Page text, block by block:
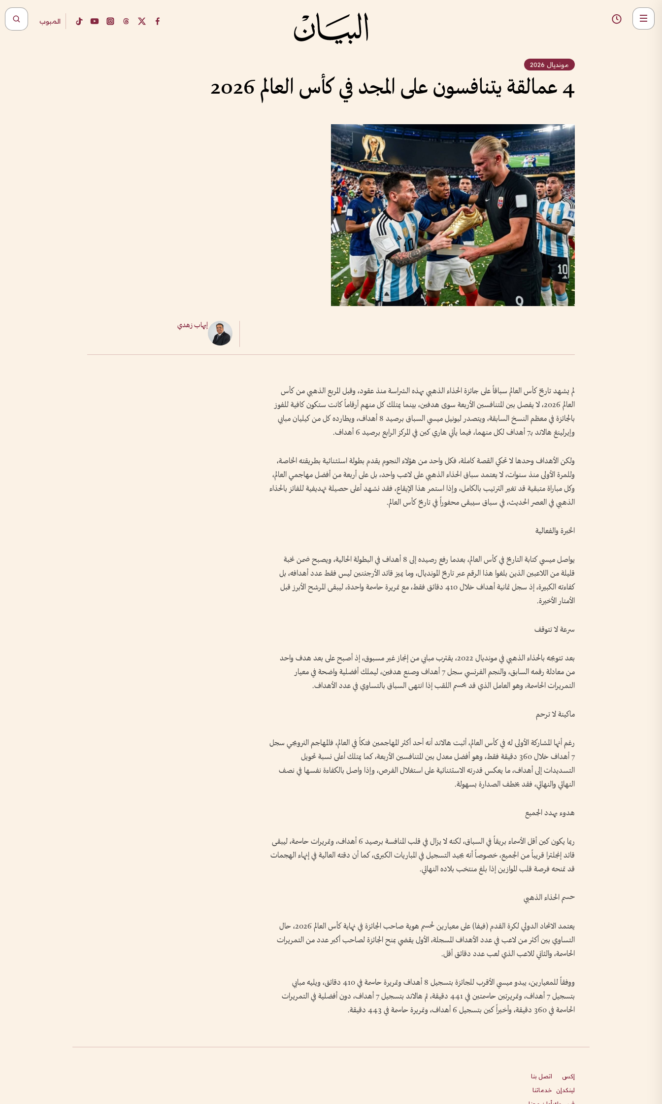
المبوب
مونديال 2026
4 عمالقة يتنافسون على المجد في كأس العالم 2026
إيهاب زهدي
لم يشهد تاريخ كأس العالم سباقاً على جائزة الحذاء الذهبي بهذه الشراسة منذ عقود، وقبل المربع الذهبي من كأس
العالم 2026، لا يفصل بين المتنافسين الأربعة سوى هدفين، بينما يمتلك كل منهم أرقاماً كانت ستكون كافية للفوز
بالجائزة في معظم النسخ السابقة، ويتصدر ليونيل ميسي السباق برصيد 8 أهداف، ويطارده كل من كيليان مبابي
وإيرلينغ هالاند بـ7 أهداف لكل منهما، فيما يأتي هاري كين في المركز الرابع برصيد 6 أهداف.
ولكن الأهداف وحدها لا تحكي القصة كاملة، فكل واحد من هؤلاء النجوم يقدم بطولة استثنائية بطريقته الخاصة،
وللمرة الأولى منذ سنوات، لا يعتمد سباق الحذاء الذهبي على لاعب واحد، بل على أربعة من أفضل مهاجمي العالم،
وكل مباراة متبقية قد تغير الترتيب بالكامل، وإذا استمر هذا الإيقاع، فقد نشهد أعلى حصيلة تهديفية للفائز بالحذاء
الذهبي في العصر الحديث، في سباق سيبقى محفوراً في تاريخ كأس العالم.
الخبرة والفعالية
يواصل ميسي كتابة التاريخ في كأس العالم، بعدما رفع رصيده إلى 8 أهداف في البطولة الحالية، ويصبح ضمن نخبة
قليلة من اللاعبين الذين بلغوا هذا الرقم عبر تاريخ المونديال، وما يميز قائد الأرجنتين ليس فقط عدد أهدافه، بل
كفاءته الكبيرة، إذ سجل ثمانية أهداف خلال 410 دقائق فقط، مع تمريرة حاسمة واحدة، ليبقى المرشح الأبرز قبل
الأمتار الأخيرة.
سرعة لا تتوقف
بعد تتويجه بالحذاء الذهبي في مونديال 2022، يقترب مبابي من إنجاز غير مسبوق، إذ أصبح على بعد هدف واحد
من معادلة رقمه السابق، والنجم الفرنسي سجل 7 أهداف وصنع هدفين، ليملك أفضلية واضحة في معيار
التمريرات الحاسمة، وهو العامل الذي قد يحسم اللقب إذا انتهى السباق بالتساوي في عدد الأهداف.
ماكينة لا ترحم
رغم أنها المشاركة الأولى له في كأس العالم، أثبت هالاند أنه أحد أكثر المهاجمين فتكاً في العالم، فالمهاجم النرويجي سجل
7 أهداف خلال 360 دقيقة فقط، وهو أفضل معدل بين المتنافسين الأربعة، كما يمتلك أعلى نسبة تحويل
التسديدات إلى أهداف، ما يعكس قدرته الاستثنائية على استغلال الفرص، وإذا واصل بالكفاءة نفسها في نصف
النهائي والنهائي، فقد يخطف الصدارة بسهولة.
هدوء يهدد الجميع
ربما يكون كين أقل الأسماء بريقاً في السباق، لكنه لا يزال في قلب المنافسة برصيد 6 أهداف، وتمريرات حاسمة، ليبقى
قائد إنجلترا قريباً من الجميع، خصوصاً أنه يجيد التسجيل في المباريات الكبرى، كما أن دقته العالية في إنهاء الهجمات
قد تمنحه فرصة قلب الموازين إذا بلغ منتخب بلاده النهائي.
حسم الحذاء الذهبي
يعتمد الاتحاد الدولي لكرة القدم (فيفا) على معيارين لحسم هوية صاحب الجائزة في نهاية كأس العالم 2026، حال
التساوي بين أكثر من لاعب في عدد الأهداف المسجلة، الأول يقضي بمنح الجائزة لصاحب أكبر عدد من التمريرات
الحاسمة، والثاني للاعب الذي لعب عدد دقائق أقل.
ووفقاً للمعيارين، يبدو ميسي الأقرب للجائزة بتسجيل 8 أهداف وتمريرة حاسمة في 410 دقائق، ويليه مبابي
بتسجيل 7 أهداف، وتمريرتين حاسمتين في 441 دقيقة، ثم هالاند بتسجيل 7 أهداف، دون أفضلية في التمريرات
الحاسمة في 360 دقيقة، وأخيراً كين بتسجيل 6 أهداف، وتمريرة حاسمة في 443 دقيقة.
إكس
لينكدإن
اتصل بنا
خدماتنا